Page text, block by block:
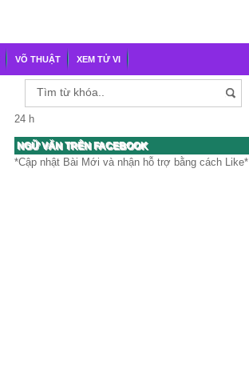
VÕ THUẬT XEM TỬ VI
24 h
NGỮ VĂN TRÊN FACEBOOK
*Cập nhật Bài Mới và nhận hỗ trợ bằng cách Like*